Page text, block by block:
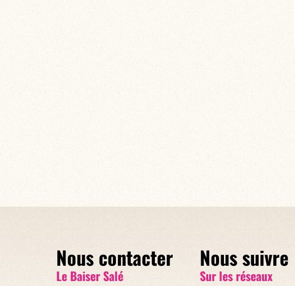
Nous contacter
Le Baiser Salé
Nous suivre
Sur les réseaux